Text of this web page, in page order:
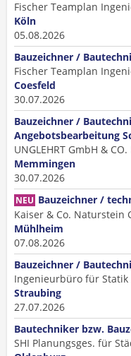
Fischer Teamplan
Köln
05.08.2026
Bauzeichner /
Fischer Teamplan
Coesfeld
30.07.2026
Bauzeichner /
Angebotsbearbeitung
UNGLEHRT GmbH & CO.
Memmingen
30.07.2026
NEU Bauzeichner /
Kaiser & Co. Naturstein
Mühlheim
07.08.2026
Bauzeichner /
Ingenieurbüro für
Straubing
27.07.2026
Bautechniker bzw.
SHI Planungsges. für